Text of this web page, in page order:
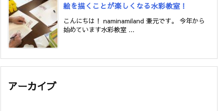
絵を描くことが楽しくなる水彩教室！
こんにちは！ naminamiland 兼元です。 今年から
始めています水彩教室 ...
アーカイブ